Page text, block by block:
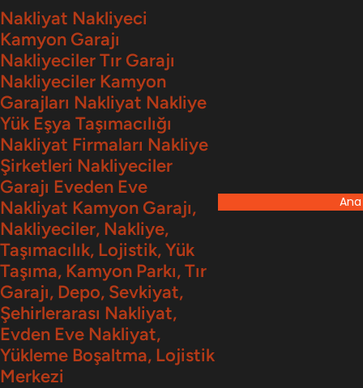
İçeriğe
geç
Nakliyat Nakliyeci
Kamyon Garajı
Nakliyeciler Tır Garajı
Nakliyeciler Kamyon
Garajları Nakliyat Nakliye
Yük Eşya Taşımacılığı
Nakliyat Firmaları Nakliye
Şirketleri Nakliyeciler
Garajı Eveden Eve
Nakliyat Kamyon Garajı,
Nakliyeciler, Nakliye,
Taşımacılık, Lojistik, Yük
Taşıma, Kamyon Parkı, Tır
Garajı, Depo, Sevkiyat,
Şehirlerarası Nakliyat,
Evden Eve Nakliyat,
Yükleme Boşaltma, Lojistik
Merkezi